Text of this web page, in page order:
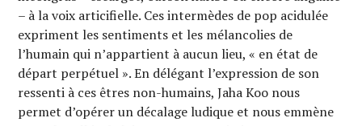
– à la voix articifielle. Ces intermèdes de pop acidulée
expriment les sentiments et les mélancolies de
l’humain qui n’appartient à aucun lieu, « en état de
départ perpétuel ». En délégant l’expression de son
ressenti à ces êtres non-humains, Jaha Koo nous
permet d’opérer un décalage ludique et nous emmène